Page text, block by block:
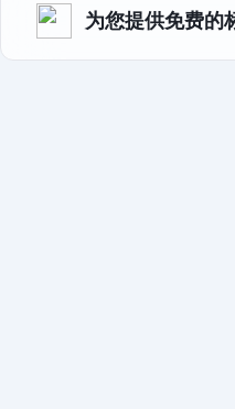
为您提供免费的